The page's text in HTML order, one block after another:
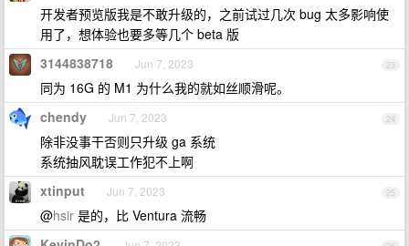
开发者预览版我是不敢升级的，之前试过几次 bug 太多影响使
用了，想体验也要多等几个 beta 版
23
3144838718 Jun 7, 2023
同为 16G 的 M1 为什么我的就如丝顺滑呢。
24
chendy Jun 7, 2023
除非没事干否则只升级 ga 系统
系统抽风耽误工作犯不上啊
25
xtinput Jun 7, 2023
@hsir 是的，比 Ventura 流畅